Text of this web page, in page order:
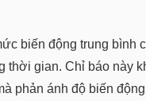
biến động trung bình
thời gian. Chỉ báo này
phản ánh độ biến